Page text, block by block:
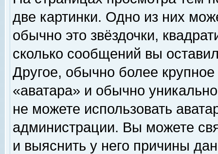
две картинки. Одно из них
обычно это звёздочки,
сколько сообщений вы
Другое, обычно более
«аватара» и обычно
не можете использовать
администрации. Вы можете
и выяснить у него причины